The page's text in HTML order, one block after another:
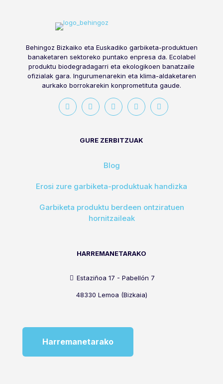
Behingoz Bizkaiko eta Euskadiko garbiketa-produktuen
banaketaren sektoreko puntako enpresa da. Ecolabel
produktu biodegradagarri eta ekologikoen banatzaile
ofizialak gara. Ingurumenarekin eta klima-aldaketaren
aurkako borrokarekin konprometituta gaude.
GURE ZERBITZUAK
Blog
Erosi zure garbiketa-produktuak handizka
Garbiketa produktu berdeen ontziratuen
hornitzaileak
HARREMANETARAKO
Estaziñoa 17 - Pabellón 7
48330 Lemoa (Bizkaia)
Harremanetarako